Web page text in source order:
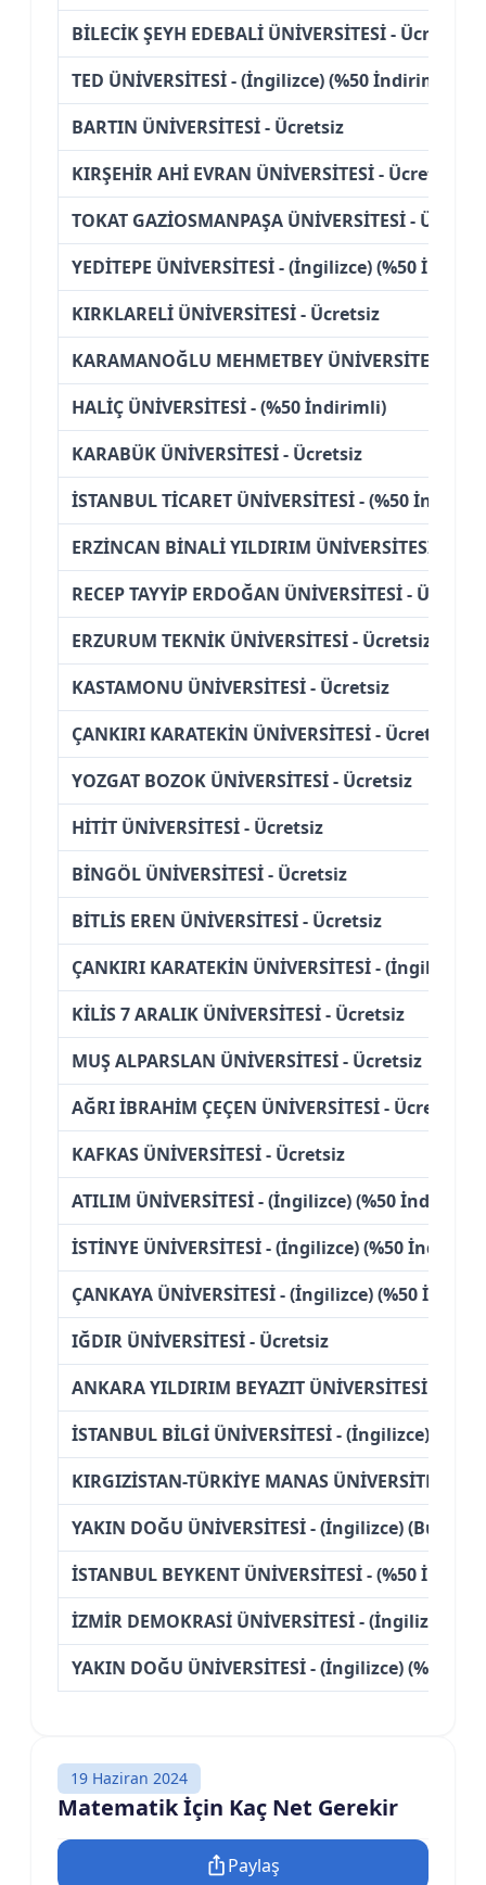
BİLECİK ŞEYH EDEBALİ ÜNİVERSİTESİ - Ücretsiz
TED ÜNİVERSİTESİ - (İngilizce) (%50 İndirimli)
BARTIN ÜNİVERSİTESİ - Ücretsiz
KIRŞEHİR AHİ EVRAN ÜNİVERSİTESİ - Ücretsiz
TOKAT GAZİOSMANPAŞA ÜNİVERSİTESİ -
YEDİTEPE ÜNİVERSİTESİ - (İngilizce) (%50
KIRKLARELİ ÜNİVERSİTESİ - Ücretsiz
KARAMANOĞLU MEHMETBEY ÜNİVERSİTESİ -
HALİÇ ÜNİVERSİTESİ - (%50 İndirimli)
KARABÜK ÜNİVERSİTESİ - Ücretsiz
İSTANBUL TİCARET ÜNİVERSİTESİ - (%50
ERZİNCAN BİNALİ YILDIRIM ÜNİVERSİTESİ -
RECEP TAYYİP ERDOĞAN ÜNİVERSİTESİ - Ücretsiz
ERZURUM TEKNİK ÜNİVERSİTESİ - Ücretsiz
KASTAMONU ÜNİVERSİTESİ - Ücretsiz
ÇANKIRI KARATEKİN ÜNİVERSİTESİ - Ücretsiz
YOZGAT BOZOK ÜNİVERSİTESİ - Ücretsiz
HİTİT ÜNİVERSİTESİ - Ücretsiz
BİNGÖL ÜNİVERSİTESİ - Ücretsiz
BİTLİS EREN ÜNİVERSİTESİ - Ücretsiz
ÇANKIRI KARATEKİN ÜNİVERSİTESİ - (İngilizce)
KİLİS 7 ARALIK ÜNİVERSİTESİ - Ücretsiz
MUŞ ALPARSLAN ÜNİVERSİTESİ - Ücretsiz
AĞRI İBRAHİM ÇEÇEN ÜNİVERSİTESİ - Ücretsiz
KAFKAS ÜNİVERSİTESİ - Ücretsiz
ATILIM ÜNİVERSİTESİ - (İngilizce) (%50 İndirimli)
İSTİNYE ÜNİVERSİTESİ - (İngilizce) (%50
ÇANKAYA ÜNİVERSİTESİ - (İngilizce) (%50
IĞDIR ÜNİVERSİTESİ - Ücretsiz
ANKARA YILDIRIM BEYAZIT ÜNİVERSİTESİ -
İSTANBUL BİLGİ ÜNİVERSİTESİ - (İngilizce)
KIRGIZİSTAN-TÜRKİYE MANAS ÜNİVERSİTESİ -
YAKIN DOĞU ÜNİVERSİTESİ - (İngilizce) (Burslu)
İSTANBUL BEYKENT ÜNİVERSİTESİ - (%50
İZMİR DEMOKRASİ ÜNİVERSİTESİ - (İngilizce)
YAKIN DOĞU ÜNİVERSİTESİ - (İngilizce) (%50
19 Haziran 2024
Matematik İçin Kaç Net Gerekir
Paylaş